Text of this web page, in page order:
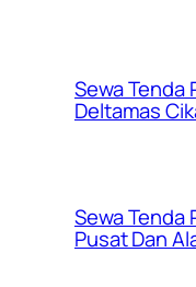
Sewa Tenda
Deltamas
Sewa Tenda
Pusat Dan